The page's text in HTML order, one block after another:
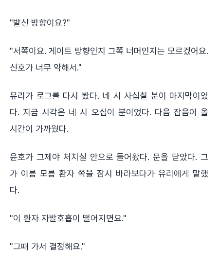
"발신 방향이요?"
"서쪽이요. 게이트 방향인지 그쪽 너머인지는 모르겠어요.
신호가 너무 약해서."
유리가 로그를 다시 봤다. 네 시 사십칠 분이 마지막이었
다. 지금 시각은 네 시 오십이 분이었다. 다음 잡음이 올
시간이 가까웠다.
윤호가 그제야 처치실 안으로 들어왔다. 문을 닫았다. 그
가 이름 모름 환자 쪽을 잠시 바라보다가 유리에게 말했
다.
"이 환자 자발호흡이 떨어지면요."
"그때 가서 결정해요."